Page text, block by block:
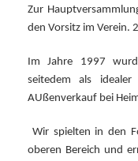
Zur
den Vorsitz im Verein.
Im Jahre 1997
seitedem als
AUßenverkauf bei
Wir spielten in den
oberen Bereich und